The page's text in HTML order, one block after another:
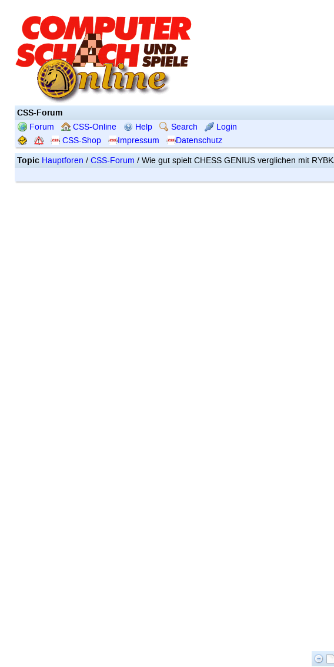
CSS-Forum
Forum CSS-Online Help Search
Login
CSS-Shop
Impressum Datenschutz
Topic Hauptforen / CSS-Forum / Wie gut spielt CHESS GENIUS verglichen mit